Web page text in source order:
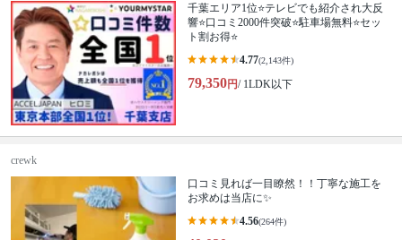
千葉エリア1位⭐テレビでも紹介され大反
響⭐️口コミ2000件突破⭐️駐車場無料⭐セッ
ト割お得⭐
4.77(2,143件)
79,350円/ 1LDK以下
crewk
口コミ見れば一目瞭然！！丁寧な施工を
お求めは当店に✨
4.56(264件)